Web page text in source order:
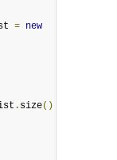
=
new
. size()